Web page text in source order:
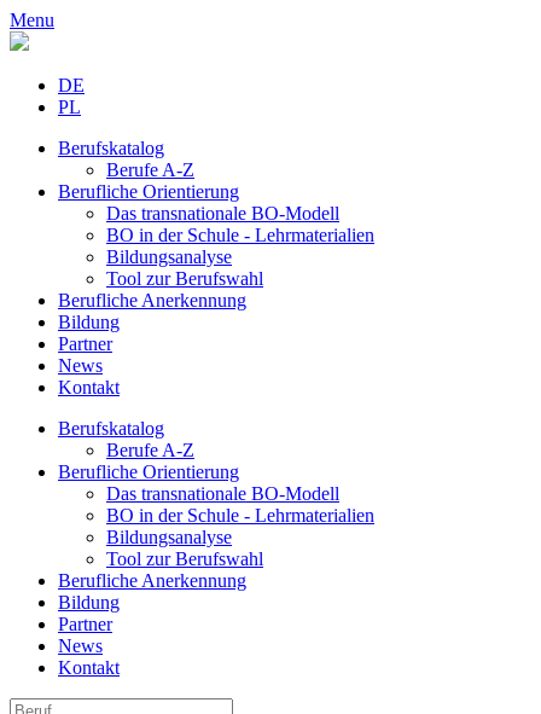
Menu
DE
PL
Berufskatalog
Berufe A-Z
Berufliche Orientierung
Das transnationale BO-Modell
BO in der Schule - Lehrmaterialien
Bildungsanalyse
Tool zur Berufswahl
Berufliche Anerkennung
Bildung
Partner
News
Kontakt
Berufskatalog
Berufe A-Z
Berufliche Orientierung
Das transnationale BO-Modell
BO in der Schule - Lehrmaterialien
Bildungsanalyse
Tool zur Berufswahl
Berufliche Anerkennung
Bildung
Partner
News
Kontakt